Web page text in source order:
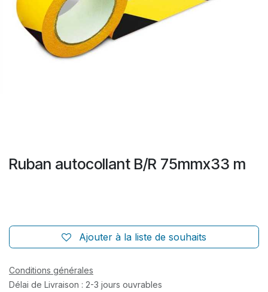
Ruban autocollant B/R 75mmx33 m
Ajouter à la liste de souhaits
Conditions générales
Délai de Livraison : 2-3 jours ouvrables